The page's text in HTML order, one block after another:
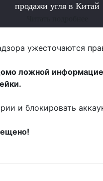
продажи угля в Китай
ужесточаются
ложной
и блокировать